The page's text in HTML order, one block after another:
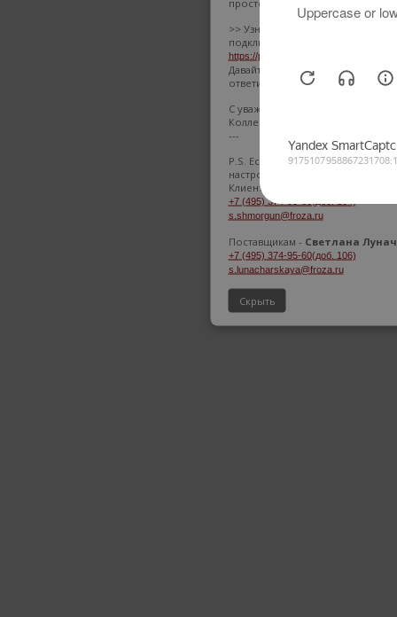
просто.
>> Узнать подробнее и начать
подключению):
https://promo.diadoc.ru/clients/
Давайте сделаем наше
ответить на ваши вопросы.
С уважением,
Коллектив компании FROZA
---
P.S. Если вы уже используете
настройки обмена. Телефоны
Клиентам -
+7 (495) 374-95-60(доб. 104)
s.shmorgun@froza.ru
Поставщикам - Светлана
+7 (495) 374-95-60(доб. 106)
s.lunacharskaya@froza.ru
Скрыть